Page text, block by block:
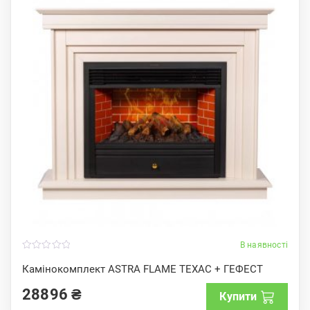
В наявності
Камінокомплект ASTRA FLAME ТЕХАС + ГЕФЕСТ
o
u
o
f
28896₴ Купити